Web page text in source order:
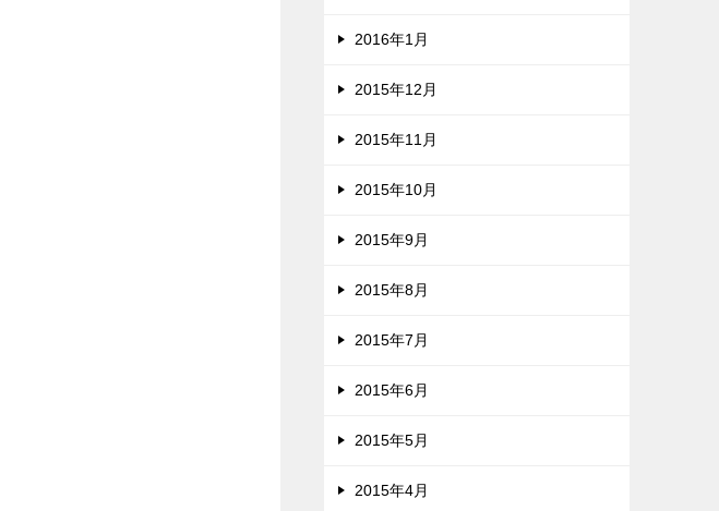
2016年1月
2015年12月
2015年11月
2015年10月
2015年9月
2015年8月
2015年7月
2015年6月
2015年5月
2015年4月